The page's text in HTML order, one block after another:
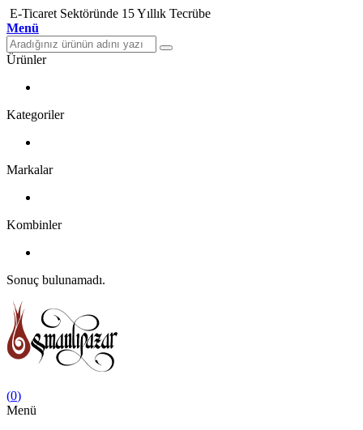
E-Ticaret Sektöründe 15 Yıllık Tecrübe
Menü
Ürünler
Kategoriler
Markalar
Kombinler
Sonuç bulunamadı.
(0)
Menü